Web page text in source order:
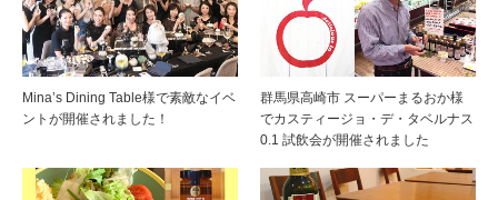
Mina’s Dining Table様で素敵なイベ
ントが開催されました！
群馬県高崎市 スーパーまるおか様
でカスティージョ・デ・タベルナス
0.1 試飲会が開催されました